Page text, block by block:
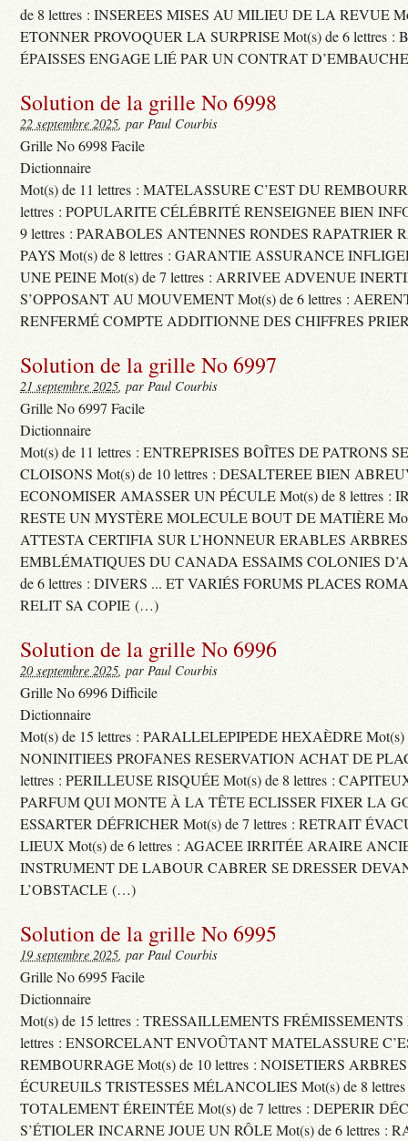
de 8 lettres : INSEREES MISES AU MILIEU DE LA REVUE
ETONNER PROVOQUER LA SURPRISE Mot(s) de 6 lettres :
ÉPAISSES ENGAGE LIÉ PAR UN CONTRAT
Solution de la grille No 6998
22 septembre 2025, par Paul Courbis
Grille No 6998 Facile
Dictionnaire
Mot(s) de 11 lettres : MATELASSURE C’EST DU
lettres : POPULARITE CÉLÉBRITÉ RENSEIGNEE BIEN
9 lettres : PARABOLES ANTENNES RONDES RAPATRIER
PAYS Mot(s) de 8 lettres : GARANTIE ASSURANCE
UNE PEINE Mot(s) de 7 lettres : ARRIVEE ADVENUE
S’OPPOSANT AU MOUVEMENT Mot(s) de 6 lettres :
RENFERMÉ COMPTE ADDITIONNE DES CHIFFRES
Solution de la grille No 6997
21 septembre 2025, par Paul Courbis
Grille No 6997 Facile
Dictionnaire
Mot(s) de 11 lettres : ENTREPRISES BOÎTES DE PATRONS
CLOISONS Mot(s) de 10 lettres : DESALTEREE BIEN
ECONOMISER AMASSER UN PÉCULE Mot(s) de 8 lettres :
RESTE UN MYSTÈRE MOLECULE BOUT DE MATIÈRE
ATTESTA CERTIFIA SUR L’HONNEUR ERABLES ARBRES
EMBLÉMATIQUES DU CANADA ESSAIMS COLONIES
de 6 lettres : DIVERS ... ET VARIÉS FORUMS PLACES
RELIT SA COPIE (…)
Solution de la grille No 6996
20 septembre 2025, par Paul Courbis
Grille No 6996 Difficile
Dictionnaire
Mot(s) de 15 lettres : PARALLELEPIPEDE HEXAÈDRE Mot(s)
NONINITIEES PROFANES RESERVATION ACHAT DE
lettres : PERILLEUSE RISQUÉE Mot(s) de 8 lettres :
PARFUM QUI MONTE À LA TÊTE ECLISSER FIXER LA
ESSARTER DÉFRICHER Mot(s) de 7 lettres : RETRAIT
LIEUX Mot(s) de 6 lettres : AGACEE IRRITÉE ARAIRE
INSTRUMENT DE LABOUR CABRER SE DRESSER
L’OBSTACLE (…)
Solution de la grille No 6995
19 septembre 2025, par Paul Courbis
Grille No 6995 Facile
Dictionnaire
Mot(s) de 15 lettres : TRESSAILLEMENTS FRÉMISSEMENTS
lettres : ENSORCELANT ENVOÛTANT MATELASSURE
REMBOURRAGE Mot(s) de 10 lettres : NOISETIERS
ÉCUREUILS TRISTESSES MÉLANCOLIES Mot(s) de 8
TOTALEMENT ÉREINTÉE Mot(s) de 7 lettres : DEPERIR
S’ÉTIOLER INCARNE JOUE UN RÔLE Mot(s) de 6 lettres :